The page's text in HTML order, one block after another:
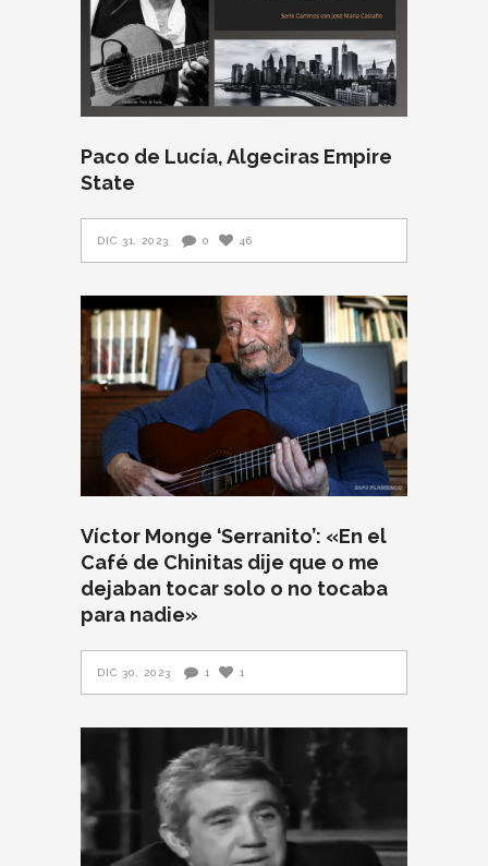
Paco de Lucía, Algeciras Empire
State
DIC 31, 2023 0 46
Víctor Monge ‘Serranito’: «En el
Café de Chinitas dije que o me
dejaban tocar solo o no tocaba
para nadie»
DIC 30, 2023 1 1